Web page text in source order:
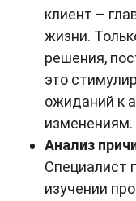
клиент –
жизни.
решения,
это
ожиданий к
изменениям.
Анализ
Специалист
изучении